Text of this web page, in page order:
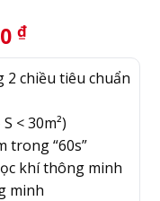
₫
hiện
tại
9.900.000 ₫.
chiều tiêu chuẩn
< 30m²)
trong “60s”
khí thông minh
minh